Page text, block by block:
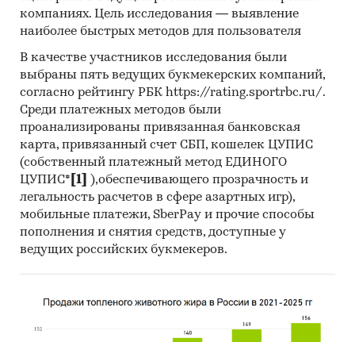
разрезе федеральных округов
Темпы прироста за месяц в 2025 году в
разрезе федеральных округов
Данные по регионам каждого
федерального округа
Розничная цена за последний доступный
месяц в динамике за 2009-2025, прирост за
последний месяц, темпы прироста к
аналогичному периоду предыдущего года
2010-2025
Потребительские цены по месяцам, 2021-
2025
месяцу, 2025
Максимальные, минимальные, средние
компаниях. Цель исследования — выявление
наиболее быстрых методов для пользователя
В качестве участников исследования были
выбраны пять ведущих букмекерских компаний,
согласно рейтингу РБК https://rating.sportrbc.ru/.
Среди платежных методов были
проанализированы привязанная банковская
карта, привязанный счет СБП, кошелек ЦУПИС
(собственный платежный метод ЕДИНОГО
ЦУПИС* [1]
),обеспечивающего прозрачность и
легальность расчетов в сфере азартных игр),
мобильные платежи, SberPay и прочие способы
пополнения и снятия средств, доступные у
ведущих российских букмекеров.